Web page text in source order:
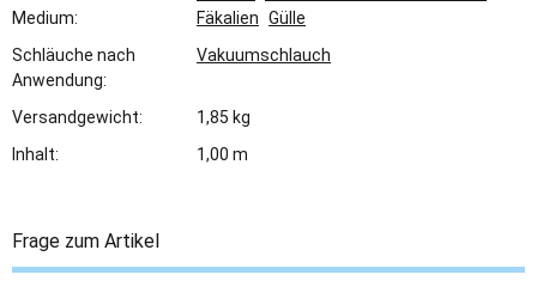
Medium:
Fäkalien Gülle
Schläuche nach
Anwendung:
Vakuumschlauch
Versandgewicht:
1,85 kg
Inhalt:
1,00 m
Frage zum Artikel